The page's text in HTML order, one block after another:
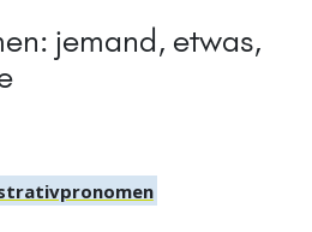
jemand, etwas,